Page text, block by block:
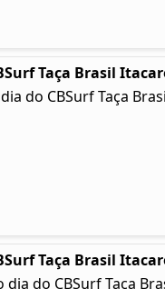
Taça Brasil
do CBSurf Taça
Taça Brasil
do CBSurf Taça